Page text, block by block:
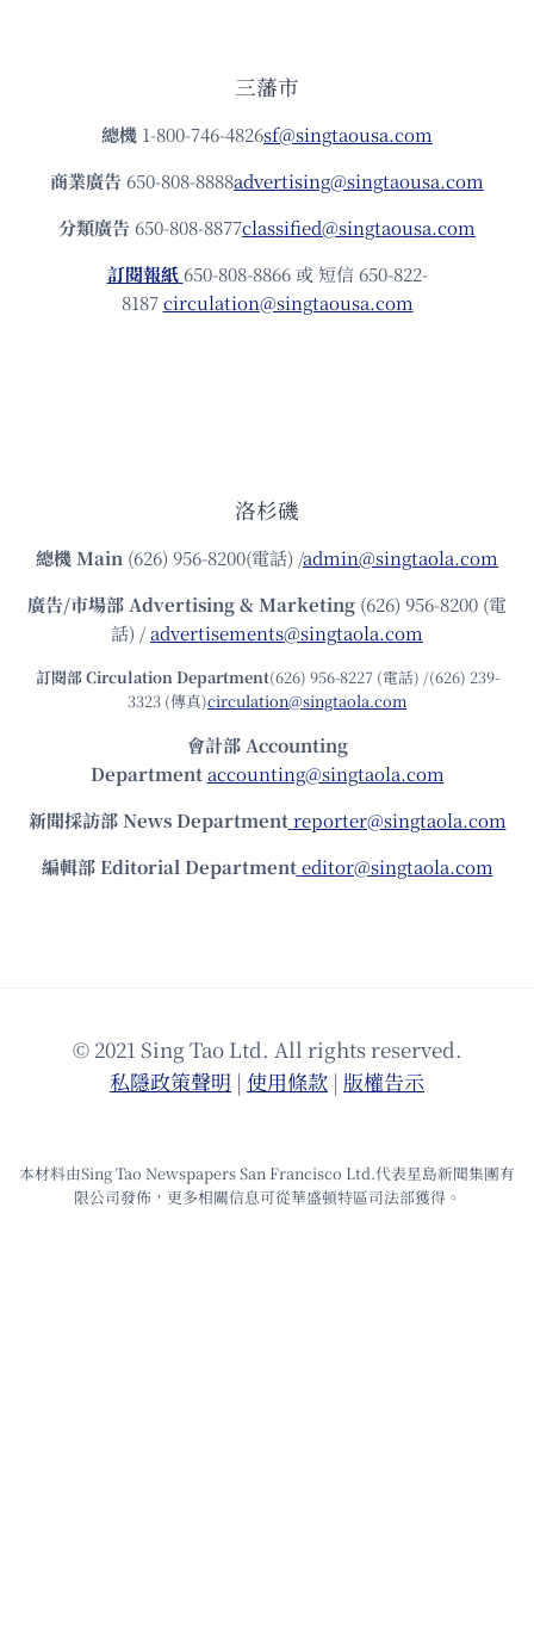
三藩市
總機 1-800-746-4826sf@singtaousa.com
商業廣告 650-808-8888advertising@singtaousa.com
分類廣告 650-808-8877classified@singtaousa.com
訂閱報紙 650-808-8866 或 短信 650-822-
8187circulation@singtaousa.com
洛杉磯
總機Main (626) 956-8200(電話) /admin@singtaola.com
廣告/市場部Advertising & Marketing (626) 956-8200 (電
話) /advertisements@singtaola.com
訂閱部 Circulation Department(626) 956-8227 (電話) /(626) 239-
3323 (傳真)circulation@singtaola.com
會計部 Accounting
Department accounting@singtaola.com
新聞採訪部 News Department reporter@singtaola.com
編輯部 Editorial Department editor@singtaola.com
© 2021 Sing Tao Ltd. All rights reserved.
私隱政策聲明 | 使⽤條款 | 版權告⽰
本材料由Sing Tao Newspapers San Francisco Ltd.代表星島新聞集團有
限公司發佈，更多相關信息可從華盛頓特區司法部獲得。